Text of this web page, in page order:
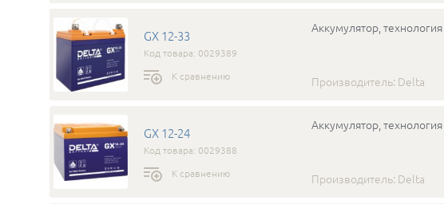
GX 12-33
Код товара: 0029389
К сравнению
Аккумулятор,
Производитель: Delta
GX 12-24
Код товара: 0029388
К сравнению
Аккумулятор,
Производитель: Delta